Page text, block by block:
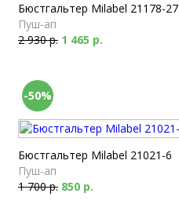
Бюстгальтер Milabel 21178-27
Пуш-ап
2 930 р. 1 465 р.
-50%
Бюстгальтер Milabel 21021-6
Пуш-ап
1 700 р. 850 р.